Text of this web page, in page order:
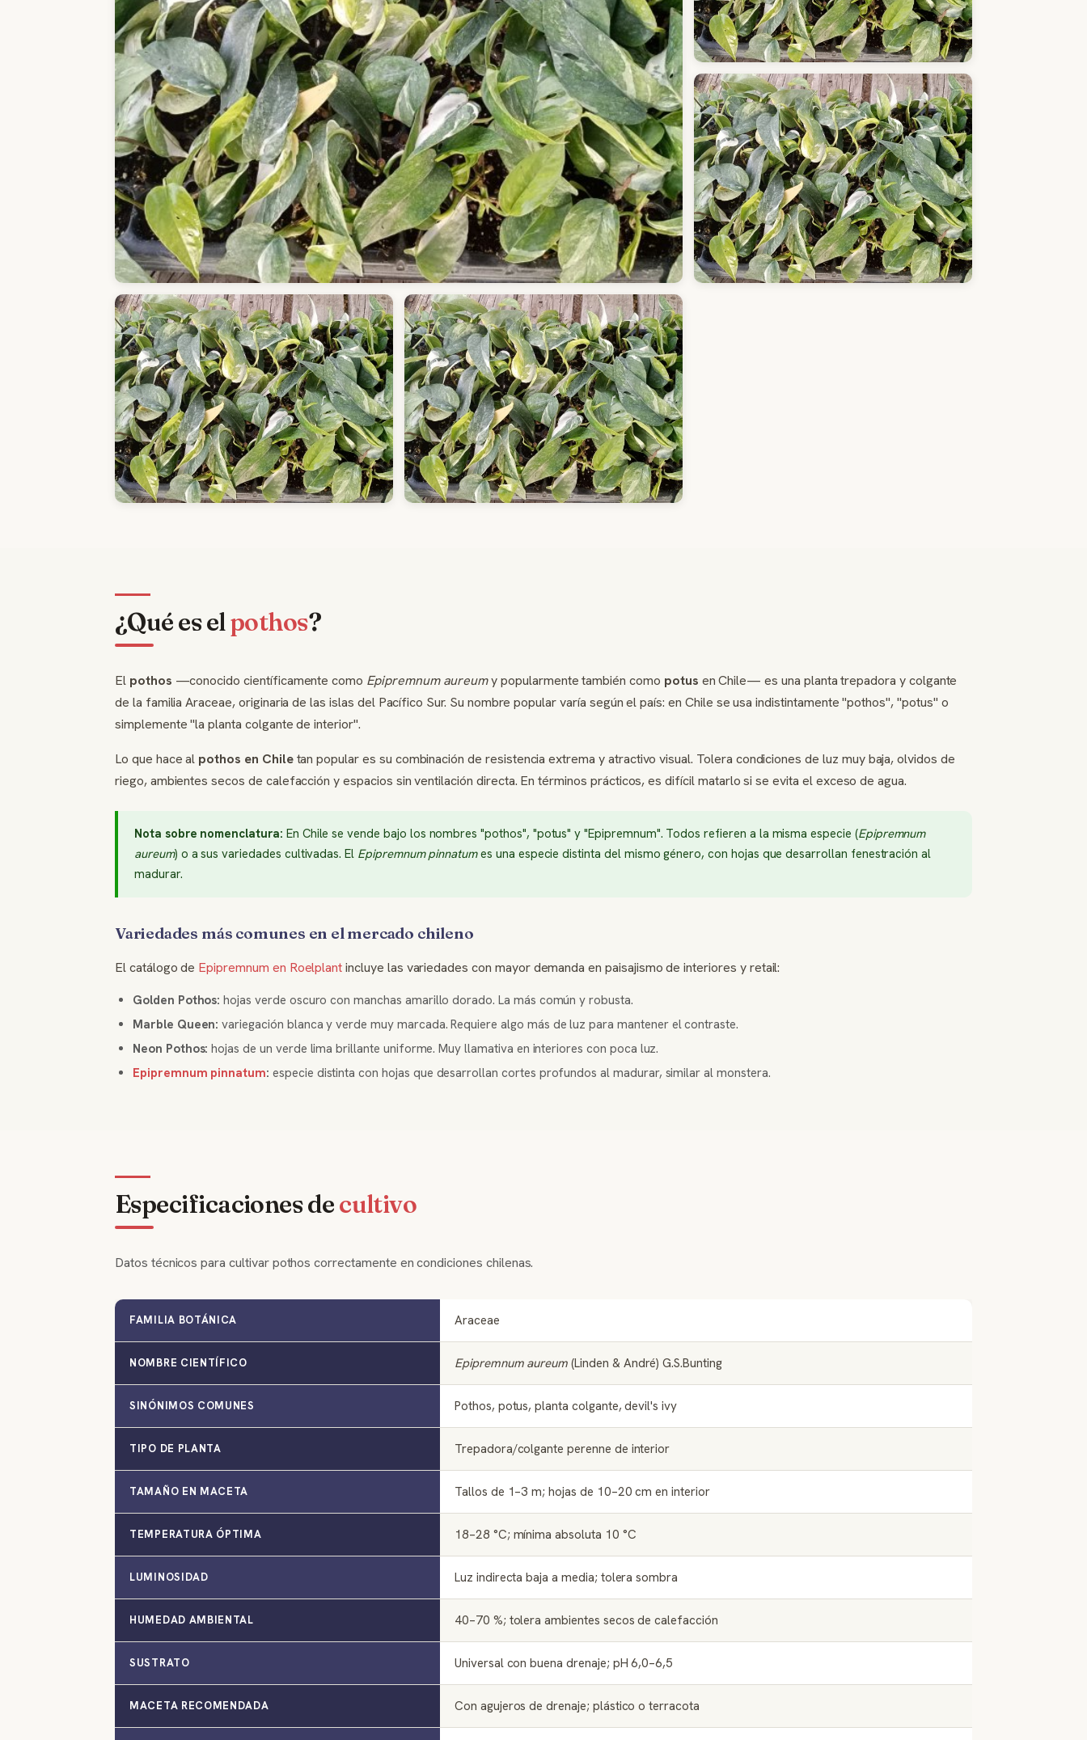
¿Qué es elpothos?
El pothos —conocido científicamente como Epipremnum aureumy popularmente también como potus en Chile— es una planta trepadora y colgante
de la familia Araceae, originaria de las islas del Pacífico Sur. Su nombre popular varía según el país: en Chile se usa indistintamente "pothos", "potus" o
simplemente "la planta colgante de interior".
Lo que hace al pothos en Chiletan popular es su combinación de resistencia extrema y atractivo visual. Tolera condiciones de luz muy baja, olvidos de
riego, ambientes secos de calefacción y espacios sin ventilación directa. En términos prácticos, es difícil matarlo si se evita el exceso de agua.
Nota sobre nomenclatura: En Chile se vende bajo los nombres "pothos", "potus" y "Epipremnum". Todos refieren a la misma especie (Epipremnum
aureum) o a sus variedades cultivadas. El Epipremnum pinnatumes una especie distinta del mismo género, con hojas que desarrollan fenestración al
madurar.
Variedades más comunes en el mercado chileno
El catálogo de Epipremnum en Roelplantincluye las variedades con mayor demanda en paisajismo de interiores y retail:
Golden Pothos: hojas verde oscuro con manchas amarillo dorado. La más común y robusta.
Marble Queen: variegación blanca y verde muy marcada. Requiere algo más de luz para mantener el contraste.
Neon Pothos: hojas de un verde lima brillante uniforme. Muy llamativa en interiores con poca luz.
Epipremnum pinnatum: especie distinta con hojas que desarrollan cortes profundos al madurar, similar al monstera.
Especificaciones decultivo
Datos técnicos para cultivar pothos correctamente en condiciones chilenas.
FAMILIA BOTÁNICA Araceae
NOMBRE CIENTÍFICO Epipremnum aureum (Linden & André) G.S.Bunting
SINÓNIMOS COMUNES Pothos, potus, planta colgante, devil's ivy
TIPO DE PLANTA Trepadora/colgante perenne de interior
TAMAÑO EN MACETA Tallos de 1–3 m; hojas de 10–20 cm en interior
TEMPERATURA ÓPTIMA 18–28 °C; mínima absoluta 10 °C
LUMINOSIDAD Luz indirecta baja a media; tolera sombra
HUMEDAD AMBIENTAL 40–70 %; tolera ambientes secos de calefacción
SUSTRATO Universal con buena drenaje; pH 6,0–6,5
MACETA RECOMENDADA Con agujeros de drenaje; plástico o terracota